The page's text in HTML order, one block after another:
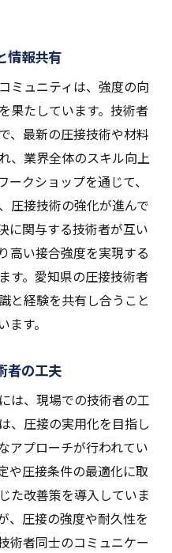
情報共有
ミュニティは、強度の向
果たしています。技術者
、最新の圧接技術や材料
、業界全体のスキル向上
クショップを通じて、
圧接技術の強化が進んで
に関与する技術者が互い
高い接合強度を実現する
す。愛知県の圧接技術者
と経験を共有し合うこと
す。
者の工夫
は、現場での技術者の工
、圧接の実用化を目指し
アプローチが行われてい
や圧接条件の最適化に取
た改善策を導入していま
、圧接の強度や耐久性を
術者同士のコミュニケー